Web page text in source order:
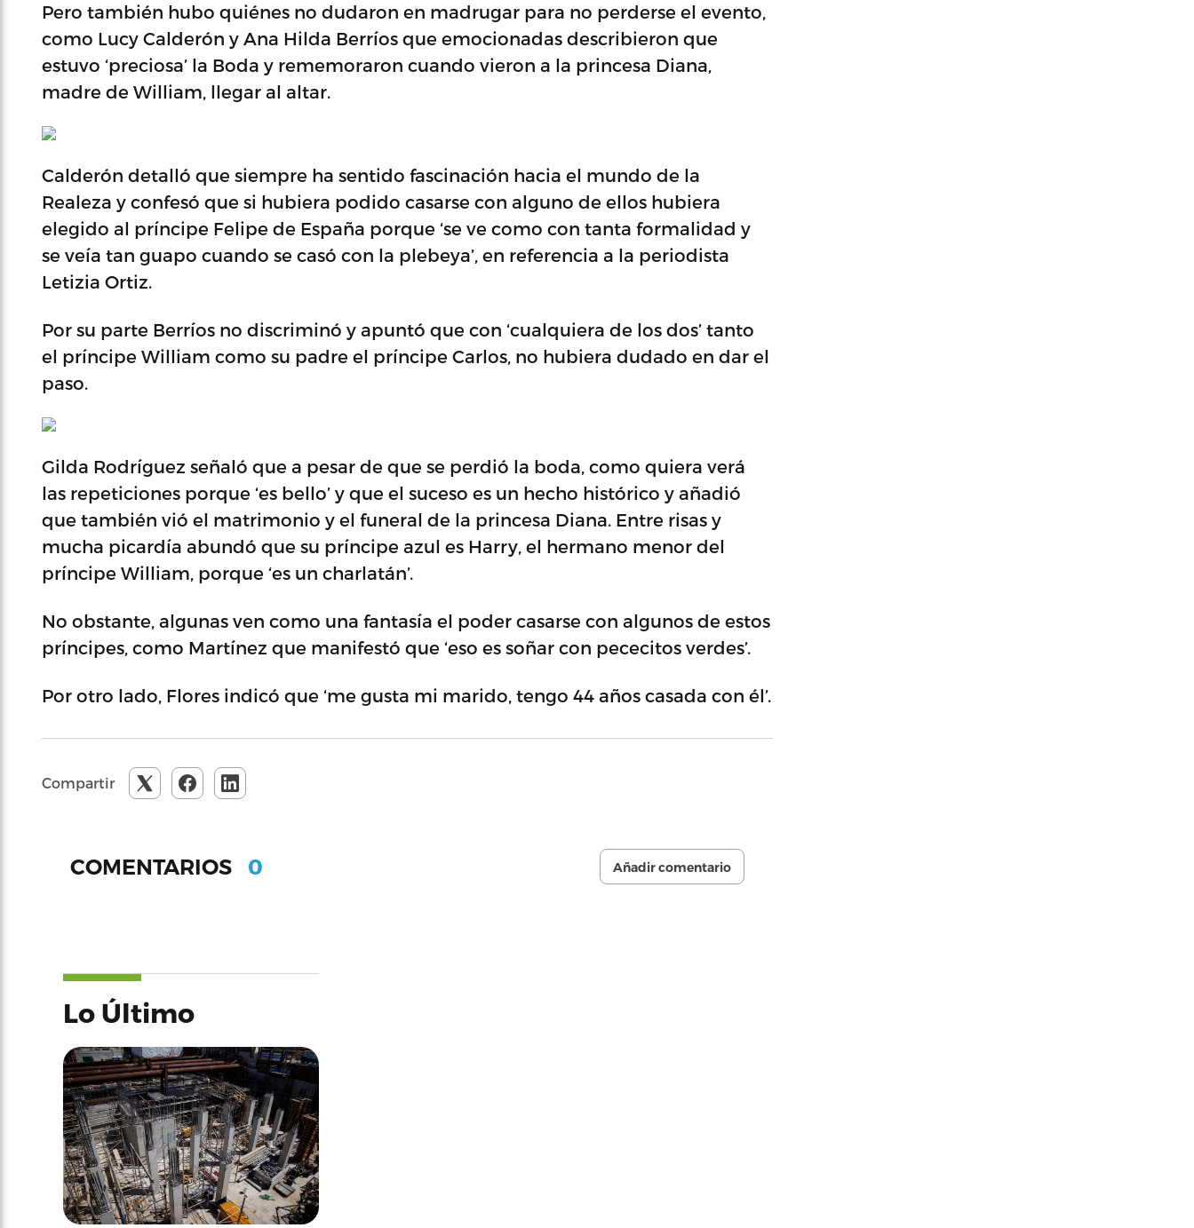
Pero también hubo quiénes no dudaron en madrugar para no perderse el evento,
como Lucy Calderón y Ana Hilda Berríos que emocionadas describieron que
estuvo ‘preciosa’ la Boda y rememoraron cuando vieron a la princesa Diana,
madre de William, llegar al altar.
Calderón detalló que siempre ha sentido fascinación hacia el mundo de la
Realeza y confesó que si hubiera podido casarse con alguno de ellos hubiera
elegido al príncipe Felipe de España porque ‘se ve como con tanta formalidad y
se veía tan guapo cuando se casó con la plebeya’, en referencia a la periodista
Letizia Ortiz.
Por su parte Berríos no discriminó y apuntó que con ‘cualquiera de los dos’ tanto
el príncipe William como su padre el príncipe Carlos, no hubiera dudado en dar el
paso.
Gilda Rodríguez señaló que a pesar de que se perdió la boda, como quiera verá
las repeticiones porque ‘es bello’ y que el suceso es un hecho histórico y añadió
que también vió el matrimonio y el funeral de la princesa Diana. Entre risas y
mucha picardía abundó que su príncipe azul es Harry, el hermano menor del
príncipe William, porque ‘es un charlatán’.
No obstante, algunas ven como una fantasía el poder casarse con algunos de estos
príncipes, como Martínez que manifestó que ‘eso es soñar con pececitos verdes’.
Por otro lado, Flores indicó que ‘me gusta mi marido, tengo 44 años casada con él’.
Compartir
COMENTARIOS 0 Añadir comentario
Lo Último